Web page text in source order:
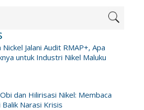
Jalani Audit RMAP+, Apa
untuk Industri Nikel Maluku
dan Hilirisasi Nikel: Membaca
Balik Narasi Krisis